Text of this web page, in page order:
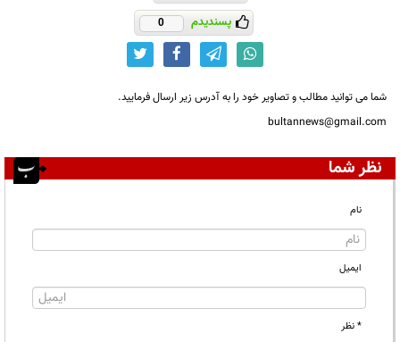
پسندیدم 0
شما می توانید مطالب و تصاویر خود را به آدرس زیر ارسال فرمایید.
bultannews@gmail.com
نظر شما
نام
ایمیل
* نظر